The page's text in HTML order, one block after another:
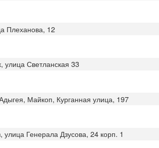
Плеханова, 12
улица Светланская 33
Майкоп, Курганная улица, 197
улица Генерала Дзусова, 24 корп. 1